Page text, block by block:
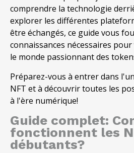
comprendre la technologie
explorer les différentes
être échangés, ce guide vous
connaissances nécessaires
le monde passionnant des
Préparez-vous à entrer dans
NFT et à découvrir toutes les
à l'ère numérique!
Guide complet:
fonctionnent les
débutants?